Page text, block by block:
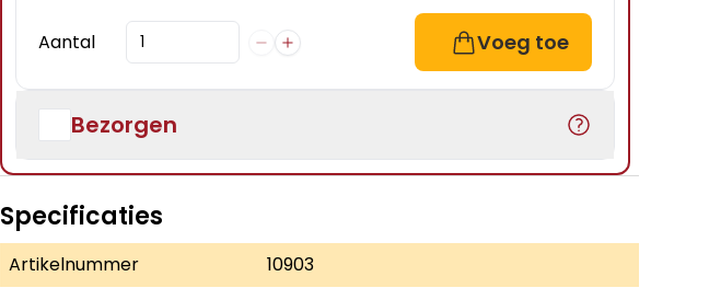
Aantal Voeg toe
Bezorgen
Specificaties
Artikelnummer
10903